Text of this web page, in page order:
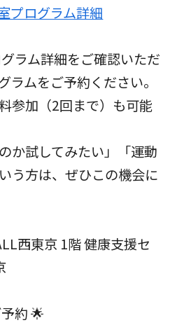
プログラム詳細
ラム詳細をご確認いただ
ラムをご予約ください。
参加（2回まで）も可能
か試してみたい」「運動
う方は、ぜひこの機会に
西東京 1階 健康支援セ
約 🌟